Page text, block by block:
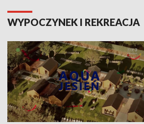
WYPOCZYNEK I REKREACJA